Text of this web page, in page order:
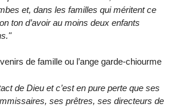
et, dans les familles qui méritent ce
ton d’avoir au moins deux enfants
de famille ou l’ange garde-chiourme
de Dieu et c’est en pure perte que ses
ses prêtres, ses directeurs de